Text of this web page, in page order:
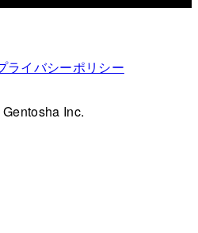
ライバシーポリシー
Inc.